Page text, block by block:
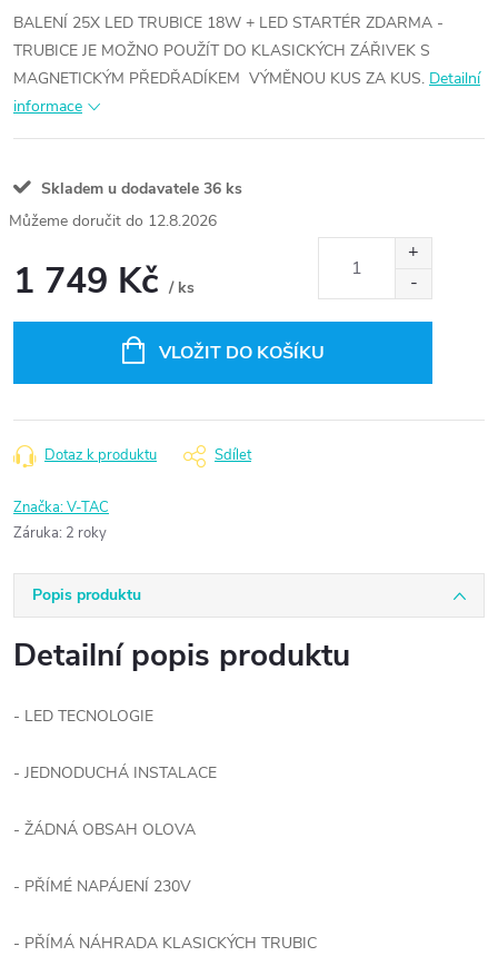
BALENÍ 25X LED TRUBICE 18W + LED STARTÉR ZDARMA -
TRUBICE JE MOŽNO POUŽÍT DO KLASICKÝCH ZÁŘIVEK S
MAGNETICKÝM PŘEDŘADÍKEM VÝMĚNOU KUS ZA KUS. Detailní
informace
Skladem u dodavatele 36 ks
12.8.2026
1 749 Kč / ks
VLOŽIT DO KOŠÍKU
Dotaz k produktu Sdílet
Značka:V-TAC
Záruka: 2 roky
Popis produktu
Detailní popis produktu
- LED TECNOLOGIE
- JEDNODUCHÁ INSTALACE
- ŽÁDNÁ OBSAH OLOVA
- PŘÍMÉ NAPÁJENÍ 230V
- PŘÍMÁ NÁHRADA KLASICKÝCH TRUBIC